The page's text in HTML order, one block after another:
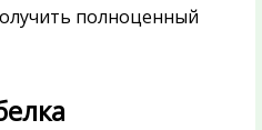
полноценный